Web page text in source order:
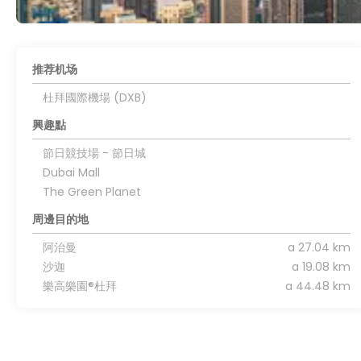
推荐机场
杜拜國際機場 (DXB)
興趣點
節日競技場 - 節日城
Dubai Mall
The Green Planet
周邊目的地
阿治曼
a 27.04 km
沙迦
a 19.08 km
樂高樂園®杜拜
a 44.48 km